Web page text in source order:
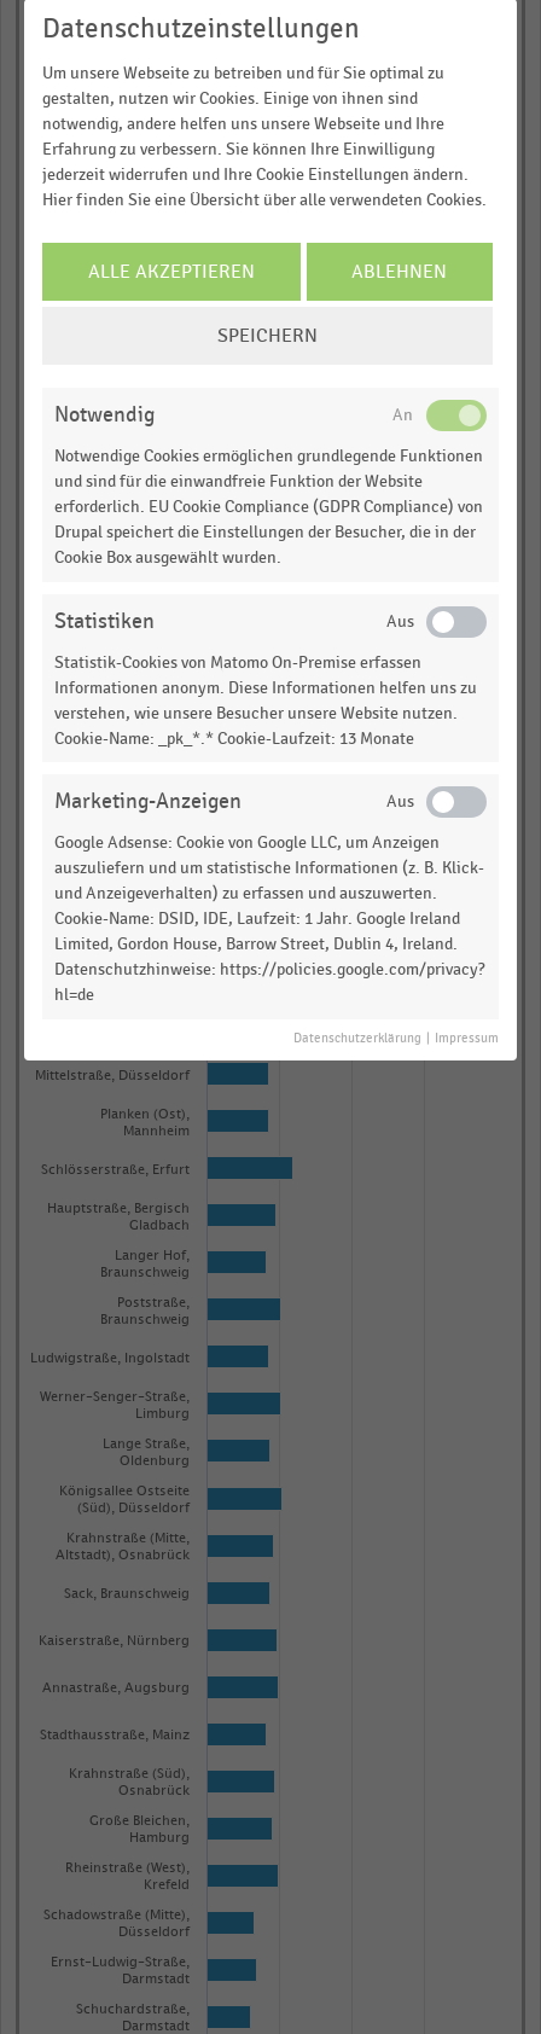
Wilhelmstraße,
Damm, Braunschweig
Münsterplatz, Ulm
Schuhstraße,
Braunschweig
Planken (Ost),
Mannheim
Poststraße,
Braunschweig
Königsallee Ostseite
(Süd), Düsseldorf
Annastraße, Augsburg
Rheinstraße (West),
Krefeld
Breite Straße (Mitte),
Ehrenstraße (Mitte),
Köln
Stresemannstraße,
Bielefeld
Hutfiltern, Braunschweig
Kurfürstendamm
Südseite (Ost), Berlin
Bürgermeister-Fischer-
Holstenstraße (Mitte),
Göttingen
Oldenburg
Seltersweg, Gießen
Mittelstraße, Düsseldorf
Schlösserstraße, Erfurt
Hauptstraße, Bergisch
Gladbach
Langer Hof,
Braunschweig
Ludwigstraße, Ingolstadt
Werner-Senger-Straße,
Limburg
Lange Straße,
Oldenburg
Krahnstraße (Mitte,
Altstadt), Osnabrück
Sack, Braunschweig
Kaiserstraße, Nürnberg
Stadthausstraße, Mainz
Krahnstraße (Süd),
Osnabrück
Große Bleichen,
Hamburg
Schadowstraße (Mitte),
Düsseldorf
Ernst-Ludwig-Straße,
Darmstadt
Schuchardstraße,
Darmstadt
Datenschutzeinstellungen
Um unsere Webseite zu betreiben und für Sie optimal zu
gestalten, nutzen wir Cookies. Einige von ihnen sind
notwendig, andere helfen uns unsere Webseite und Ihre
Erfahrung zu verbessern. Sie können Ihre Einwilligung
jederzeit widerrufen und Ihre Cookie Einstellungen ändern.
Hier finden Sie eine Übersicht über alle verwendeten Cookies.
ALLE AKZEPTIEREN ABLEHNEN
SPEICHERN
Notwendig
Notwendige Cookies ermöglichen grundlegende Funktionen
und sind für die einwandfreie Funktion der Website
erforderlich. EU Cookie Compliance (GDPR Compliance) von
Drupal speichert die Einstellungen der Besucher, die in der
Cookie Box ausgewählt wurden.
Statistiken
Statistik-Cookies von Matomo On-Premise erfassen
Informationen anonym. Diese Informationen helfen uns zu
verstehen, wie unsere Besucher unsere Website nutzen.
Cookie-Name: _pk_*.* Cookie-Laufzeit: 13 Monate
Marketing-Anzeigen
Google Adsense: Cookie von Google LLC, um Anzeigen
auszuliefern und um statistische Informationen (z. B. Klick-
und Anzeigeverhalten) zu erfassen und auszuwerten.
Cookie-Name: DSID, IDE, Laufzeit: 1 Jahr. Google Ireland
Limited, Gordon House, Barrow Street, Dublin 4, Ireland.
Datenschutzhinweise: https://policies.google.com/privacy?
hl=de
Datenschutzerklärung Impressum